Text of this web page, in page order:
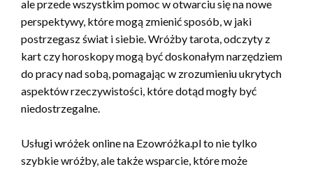
ale przede wszystkim pomoc w otwarciu się na nowe
perspektywy, które mogą zmienić sposób, w jaki
postrzegasz świat i siebie. Wróżby tarota, odczyty z
kart czy horoskopy mogą być doskonałym narzędziem
do pracy nad sobą, pomagając w zrozumieniu ukrytych
aspektów rzeczywistości, które dotąd mogły być
niedostrzegalne.
Usługi wróżek online na Ezowróżka.pl to nie tylko
szybkie wróżby, ale także wsparcie, które może